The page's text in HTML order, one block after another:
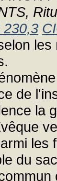
230,3
de
la
les
du